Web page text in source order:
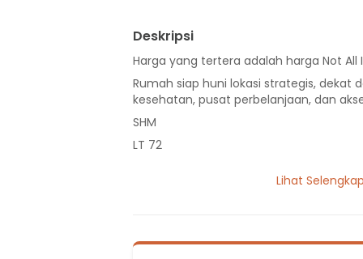
Deskripsi
Harga yang tertera adalah harga Not All
Rumah siap huni lokasi strategis, dekat
kesehatan, pusat perbelanjaan, dan
SHM
LT 72
Lihat